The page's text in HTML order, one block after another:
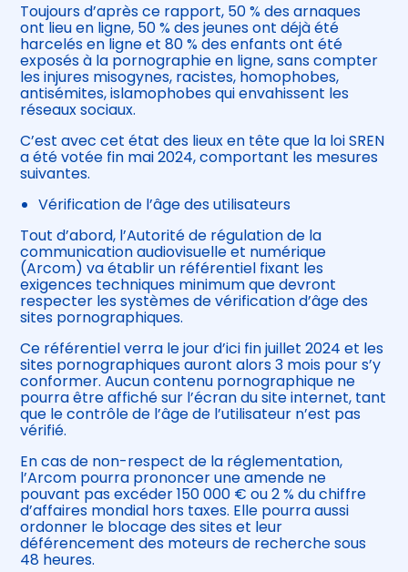
Toujours d’après ce rapport, 50 % des arnaques
ont lieu en ligne, 50 % des jeunes ont déjà été
harcelés en ligne et 80 % des enfants ont été
exposés à la pornographie en ligne, sans compter
les injures misogynes, racistes, homophobes,
antisémites, islamophobes qui envahissent les
réseaux sociaux.
C’est avec cet état des lieux en tête que la loi SREN
a été votée fin mai 2024, comportant les mesures
suivantes.
Vérification de l’âge des utilisateurs
Tout d’abord, l’Autorité de régulation de la
communication audiovisuelle et numérique
(Arcom) va établir un référentiel fixant les
exigences techniques minimum que devront
respecter les systèmes de vérification d’âge des
sites pornographiques.
Ce référentiel verra le jour d’ici fin juillet 2024 et les
sites pornographiques auront alors 3 mois pour s’y
conformer. Aucun contenu pornographique ne
pourra être affiché sur l’écran du site internet, tant
que le contrôle de l’âge de l’utilisateur n’est pas
vérifié.
En cas de non-respect de la réglementation,
l’Arcom pourra prononcer une amende ne
pouvant pas excéder 150 000 € ou 2 % du chiffre
d’affaires mondial hors taxes. Elle pourra aussi
ordonner le blocage des sites et leur
déférencement des moteurs de recherche sous
48 heures.